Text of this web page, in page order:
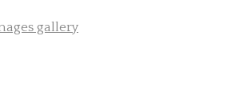
gallery